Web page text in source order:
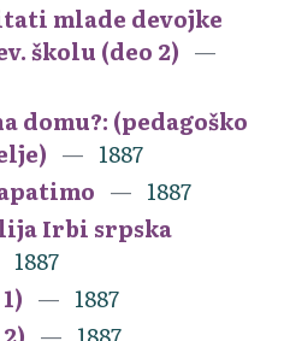
mlade devojke
školu (deo 2)
domu?: (pedagoško
1887
1887
Irbi srpska
1887
1887